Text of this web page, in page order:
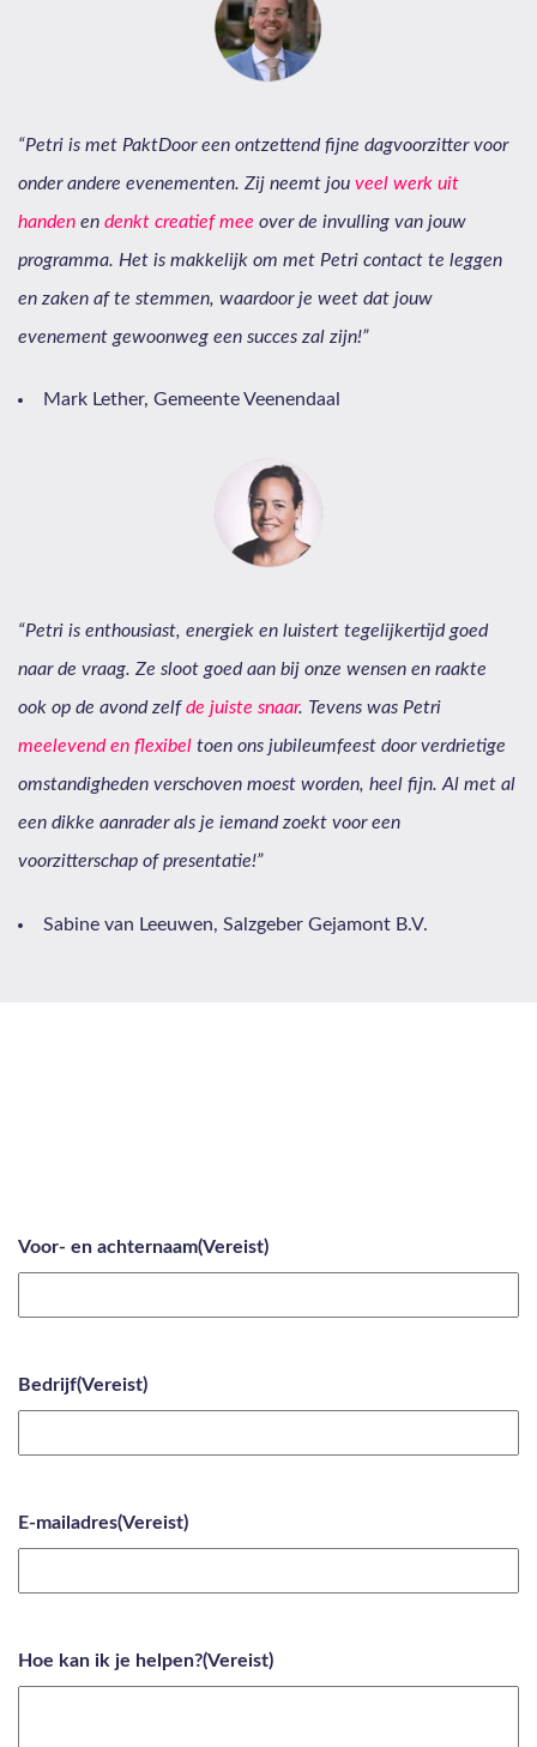
“Petri is met PaktDoor een ontzettend fijne dagvoorzitter voor
onder andere evenementen. Zij neemt jou veel werk uit
handen en denkt creatief mee over de invulling van jouw
programma. Het is makkelijk om met Petri contact te leggen
en zaken af te stemmen, waardoor je weet dat jouw
evenement gewoonweg een succes zal zijn!”
Mark Lether, Gemeente Veenendaal
“Petri is enthousiast, energiek en luistert tegelijkertijd goed
naar de vraag. Ze sloot goed aan bij onze wensen en raakte
ook op de avond zelfde juiste snaar. Tevens was Petri
meelevend en flexibel toen ons jubileumfeest door verdrietige
omstandigheden verschoven moest worden, heel fijn. Al met al
een dikke aanrader als je iemand zoekt voor een
voorzitterschap of presentatie!”
Sabine van Leeuwen, Salzgeber Gejamont B.V.
Voor- en achternaam(Vereist)
Bedrijf(Vereist)
E-mailadres(Vereist)
Hoe kan ik je helpen?(Vereist)